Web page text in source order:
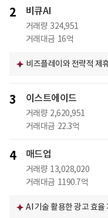
2 비큐AI
거래량 324,951
거래대금 16억
비즈플레이와 전략적 제
3 이스트에이드
거래량 2,620,951
거래대금 22.3억
4 매드업
거래량 13,028,020
거래대금 1190.7억
AI 기술 활용한 광고 효율